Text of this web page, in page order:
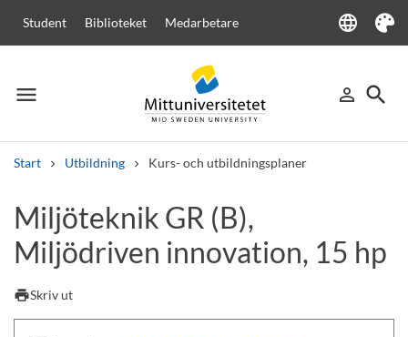
Student Biblioteket Medarbetare language
Language
Tema
menu
Meny person_outline
Logga in
search
Sök
Start Utbildning Kurs- och utbildningsplaner
Andra söktjänster
Kurser och programKursplanerVälkomstbrev
Personal
Lediga jobb
Miljöteknik GR (B),
Miljödriven innovation, 15 hp
printSkriv ut